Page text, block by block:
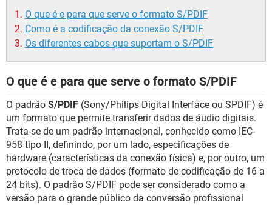
INSTAGRAM GMAIL
OUTLOOK EXCEL
INSTAGRAM GMAIL
JOGOS WHATSAPP
INSTAGRAM GMAIL
GUIA DE COMPRAS
O que é e para que serve o formato S/PDIF
Como é a codificação da conexão S/PDIF
Os diferentes cabos que suportam o S/PDIF
O que é e para que serve o formato S/PDIF
O padrão S/PDIF (Sony/Philips Digital Interface ou SPDIF) é
um formato que permite transferir dados de áudio digitais.
Trata-se de um padrão internacional, conhecido como IEC-
958 tipo II, definindo, por um lado, especificações de
hardware (características da conexão física) e, por outro, um
protocolo de troca de dados (formato de codificação de 16 a
24 bits). O padrão S/PDIF pode ser considerado como a
versão para o grande público da conversão profissional